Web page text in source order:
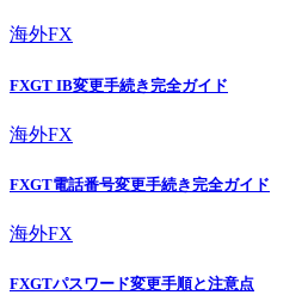
海外FX
FXGT IB変更手続き完全ガイド
海外FX
FXGT電話番号変更手続き完全ガイド
海外FX
FXGTパスワード変更手順と注意点